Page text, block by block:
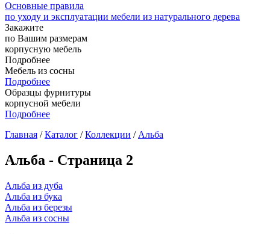
Основные правила
по уходу и эксплуатации мебели из натурального дерева
Закажите
по Вашим размерам
корпусную мебель
Подробнее
Мебель из сосны
Подробнее
Образцы фурнитуры
корпусной мебели
Подробнее
Главная /Каталог /Коллекции / Альба
Альба - Страница 2
Альба из дуба
Альба из бука
Альба из березы
Альба из сосны